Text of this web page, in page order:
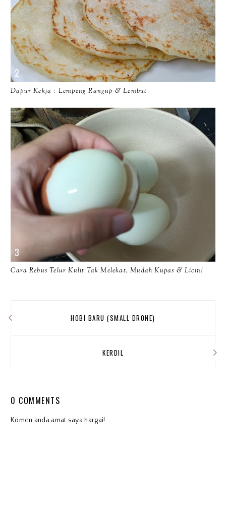
Dapur Kekja : Lempeng Rangup & Lembut
Cara Rebus Telur Kulit Tak Melekat, Mudah Kupas & Licin!
HOBI BARU (SMALL DRONE)
KERDIL
0 COMMENTS
Komen anda amat saya hargai!